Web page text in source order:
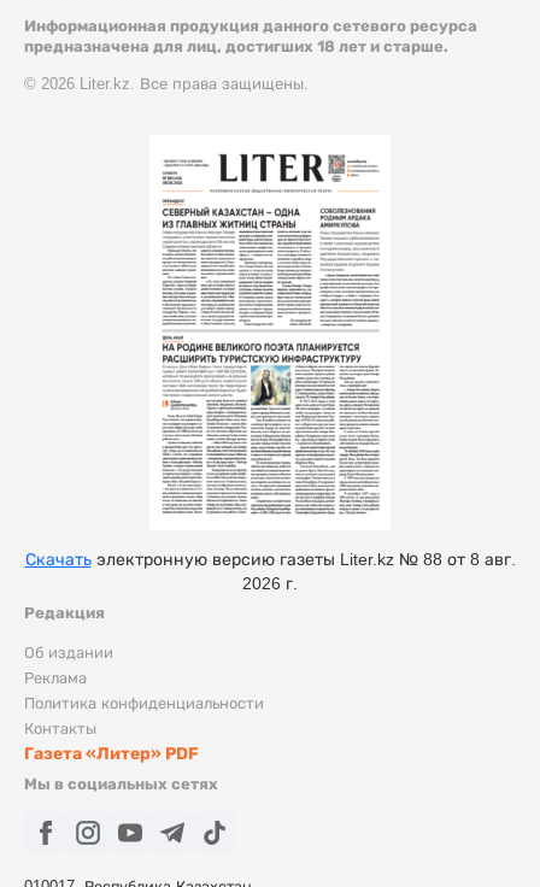
Информационная продукция данного сетевого ресурса
предназначена для лиц, достигших 18 лет и старше.
© 2026 Liter.kz. Все права защищены.
Редакция
Об издании
Реклама
Политика конфиденциальности
Контакты
Газета «Литер» PDF
Мы в социальных сетях
Скачатьэлектронную версию газеты Liter.kz № 88 от 8 авг.
2026 г.